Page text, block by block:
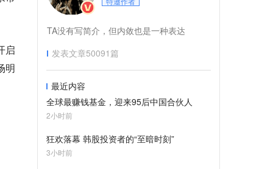
启
明
TA没有写简介，但内敛也是一种表达
发表文章50091篇
最近内容
全球最赚钱基金，迎来95后中国合伙人
2小时前
狂欢落幕 韩股投资者的“至暗时刻”
3小时前